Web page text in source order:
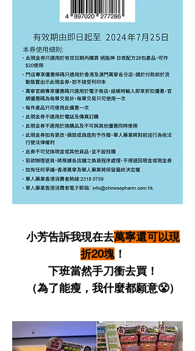
小芳告訴我現在去萬寧還可以現
折20塊！
下班當然手刀衝去買！
​（為了能瘦，我什麼都願意😤）